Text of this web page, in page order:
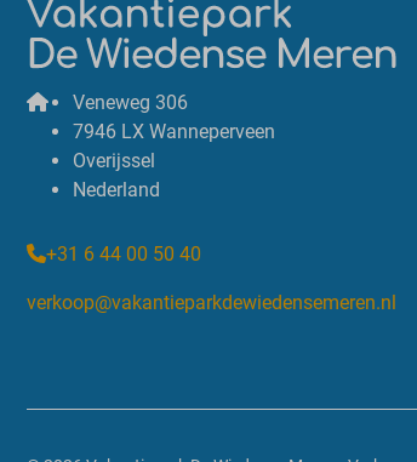
Veneweg 306
7946 LX Wanneperveen
Overijssel
Nederland
+31 6 44 00 50 40
verkoop@vakantieparkdewiedensemeren.nl